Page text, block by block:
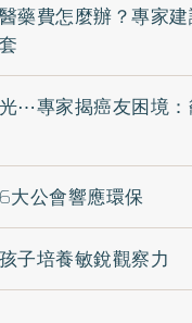
藥費怎麼辦？專家
⋯專家揭癌友困境
公會響應環保
子培養敏銳觀察力